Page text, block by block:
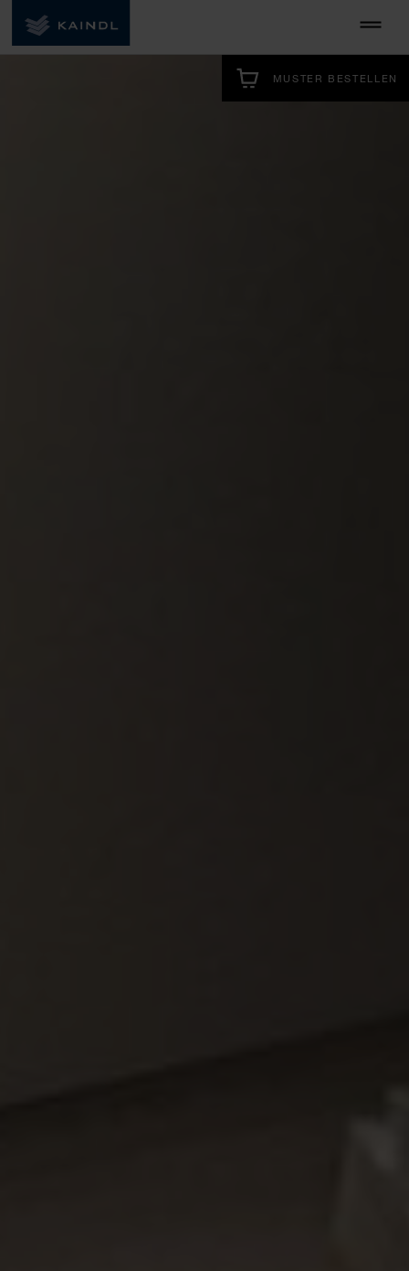
MUSTER BESTELLEN